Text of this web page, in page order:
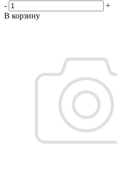
-
+
В корзину